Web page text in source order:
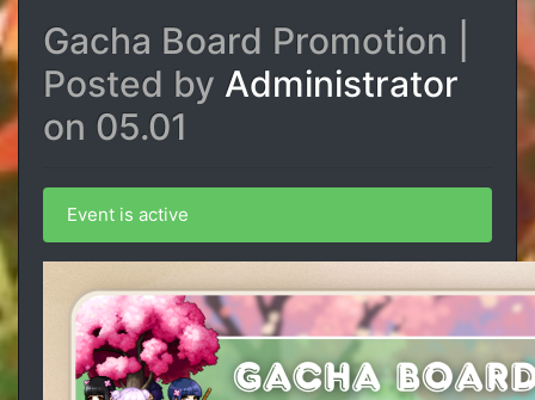
Gacha Board Promotion |
Posted by Administrator
on 05.01
Event is active